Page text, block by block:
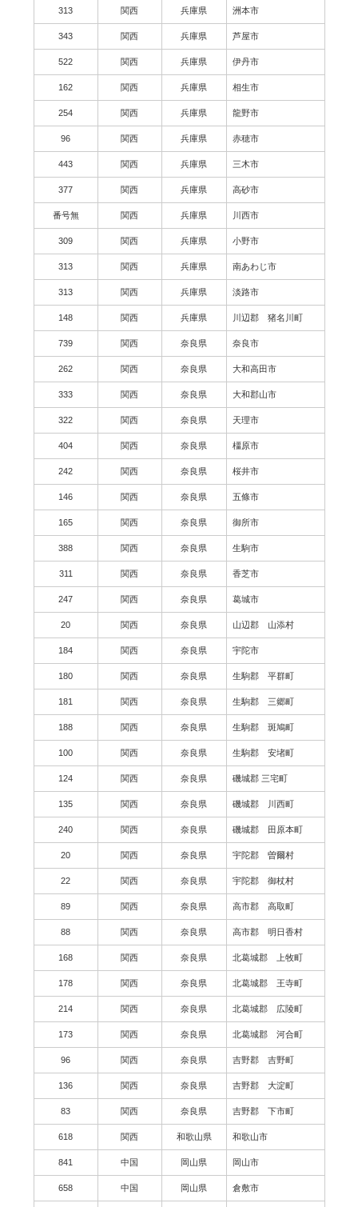
313 関西 兵庫県 洲本市
343 関西 兵庫県 芦屋市
522 関西 兵庫県 伊丹市
162 関西 兵庫県 相生市
254 関西 兵庫県 龍野市
96 関西 兵庫県 赤穂市
443 関西 兵庫県 三木市
377 関西 兵庫県 高砂市
番号無 関西 兵庫県 川西市
309 関西 兵庫県 小野市
313 関西 兵庫県 南あわじ市
313 関西 兵庫県 淡路市
148 関西 兵庫県 川辺郡 猪名川町
739 関西 奈良県 奈良市
262 関西 奈良県 大和高田市
333 関西 奈良県 大和郡山市
322 関西 奈良県 天理市
404 関西 奈良県 橿原市
242 関西 奈良県 桜井市
146 関西 奈良県 五條市
165 関西 奈良県 御所市
388 関西 奈良県 生駒市
311 関西 奈良県 香芝市
247 関西 奈良県 葛城市
20 関西 奈良県 山辺郡 山添村
184 関西 奈良県 宇陀市
180 関西 奈良県 生駒郡 平群町
181 関西 奈良県 生駒郡 三郷町
188 関西 奈良県 生駒郡 斑鳩町
100 関西 奈良県 生駒郡 安堵町
124 関西 奈良県 磯城郡 三宅町
135 関西 奈良県 磯城郡 川西町
240 関西 奈良県 磯城郡 田原本町
20 関西 奈良県 宇陀郡 曽爾村
22 関西 奈良県 宇陀郡 御杖村
89 関西 奈良県 高市郡 高取町
88 関西 奈良県 高市郡 明日香村
168 関西 奈良県 北葛城郡 上牧町
178 関西 奈良県 北葛城郡 王寺町
214 関西 奈良県 北葛城郡 広陵町
173 関西 奈良県 北葛城郡 河合町
96 関西 奈良県 吉野郡 吉野町
136 関西 奈良県 吉野郡 大淀町
83 関西 奈良県 吉野郡 下市町
618 関西 和歌山県 和歌山市
841 中国 岡山県 岡山市
658 中国 岡山県 倉敷市